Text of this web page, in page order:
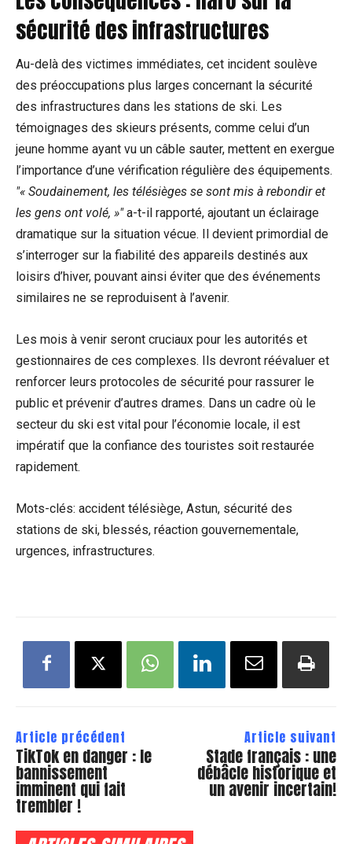
sécurité des infrastructures
Au-delà des victimes immédiates, cet incident soulève
des préoccupations plus larges concernant la sécurité
des infrastructures dans les stations de ski. Les
témoignages des skieurs présents, comme celui d’un
jeune homme ayant vu un câble sauter, mettent en exergue
l’importance d’une vérification régulière des équipements.
« Soudainement, les télésièges se sont mis à rebondir et
les gens ont volé, » a-t-il rapporté, ajoutant un éclairage
dramatique sur la situation vécue. Il devient primordial de
s’interroger sur la fiabilité des appareils destinés aux
loisirs d’hiver, pouvant ainsi éviter que des événements
similaires ne se reproduisent à l’avenir.
Les mois à venir seront cruciaux pour les autorités et
gestionnaires de ces complexes. Ils devront réévaluer et
renforcer leurs protocoles de sécurité pour rassurer le
public et prévenir d’autres drames. Dans un cadre où le
secteur du ski est vital pour l’économie locale, il est
impératif que la confiance des touristes soit restaurée
rapidement.
Mots-clés: accident télésiège, Astun, sécurité des
stations de ski, blessés, réaction gouvernementale,
urgences, infrastructures.
Article précédent
TikTok en danger : le
bannissement
imminent qui fait
trembler !
Article suivant
Stade français : une
débâcle historique et
un avenir incertain!